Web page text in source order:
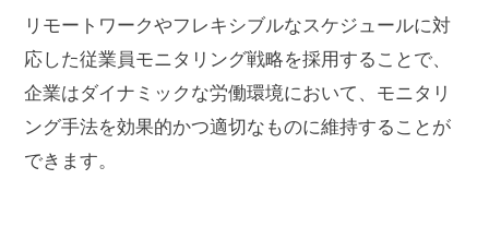
リモートワークやフレキシブルなスケジュールに対
応した従業員モニタリング戦略を採用することで、
企業はダイナミックな労働環境において、モニタリ
ング手法を効果的かつ適切なものに維持することが
できます。